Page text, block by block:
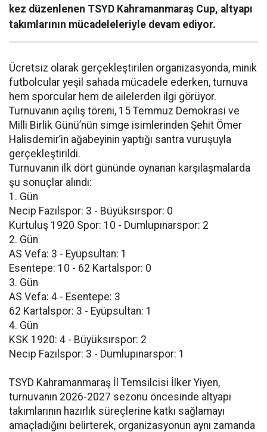
kez düzenlenen TSYD Kahramanmaraş Cup, altyapı
takımlarının mücadeleleriyle devam ediyor.
Ücretsiz olarak gerçekleştirilen organizasyonda, minik
futbolcular yeşil sahada mücadele ederken, turnuva
hem sporcular hem de ailelerden ilgi görüyor.
Turnuvanın açılış töreni, 15 Temmuz Demokrasi ve
Milli Birlik Günü’nün simge isimlerinden Şehit Ömer
Halisdemir’in ağabeyinin yaptığı santra vuruşuyla
gerçekleştirildi.
Turnuvanın ilk dört gününde oynanan karşılaşmalarda
şu sonuçlar alındı:
1. Gün
Necip Fazılspor: 3 - Büyüksırspor: 0
Kurtuluş 1920 Spor: 10 - Dumlupınarspor: 2
2. Gün
AS Vefa: 3 - Eyüpsultan: 1
Esentepe: 10 - 62 Kartalspor: 0
3. Gün
AS Vefa: 4 - Esentepe: 3
62 Kartalspor: 3 - Eyüpsultan: 1
4. Gün
KSK 1920: 4 - Büyüksırspor: 2
Necip Fazılspor: 3 - Dumlupınarspor: 1
TSYD Kahramanmaraş İl Temsilcisi İlker Yiyen,
turnuvanın 2026-2027 sezonu öncesinde altyapı
takımlarının hazırlık süreçlerine katkı sağlamayı
amaçladığını belirterek, organizasyonun aynı zamanda